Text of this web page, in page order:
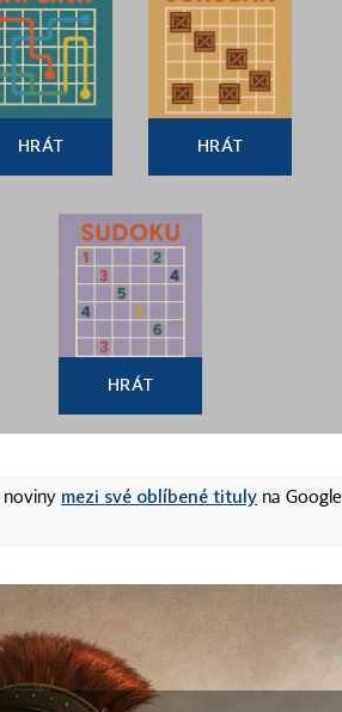
HRÁT HRÁT
HRÁT
noviny mezi své oblíbené tituly na Google